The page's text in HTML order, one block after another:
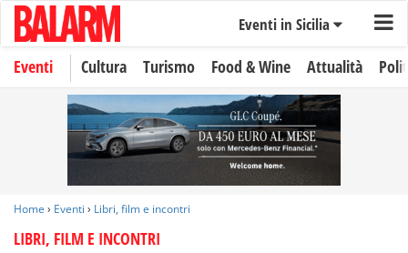
Eventi in Sicilia
Eventi Cultura Turismo Food & Wine Attualità
Home › Eventi › Libri, film e incontri
LIBRI, FILM E INCONTRI